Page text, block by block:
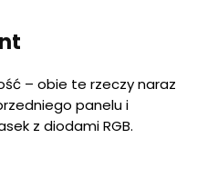
– obie te rzeczy naraz
panelu i
z diodami RGB.